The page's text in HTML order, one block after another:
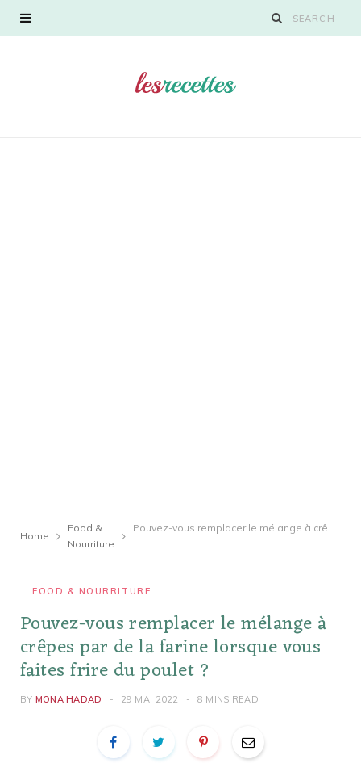
Home
Food &
Nourriture
Pouvez-vous remplacer le mélange à crêpes par de la farine lorsque vous faites frire du poulet ?
FOOD & NOURRITURE
Pouvez-vous remplacer le mélange à
crêpes par de la farine lorsque vous
faites frire du poulet ?
BY MONA HADAD 29 MAI 2022 8 MINS READ